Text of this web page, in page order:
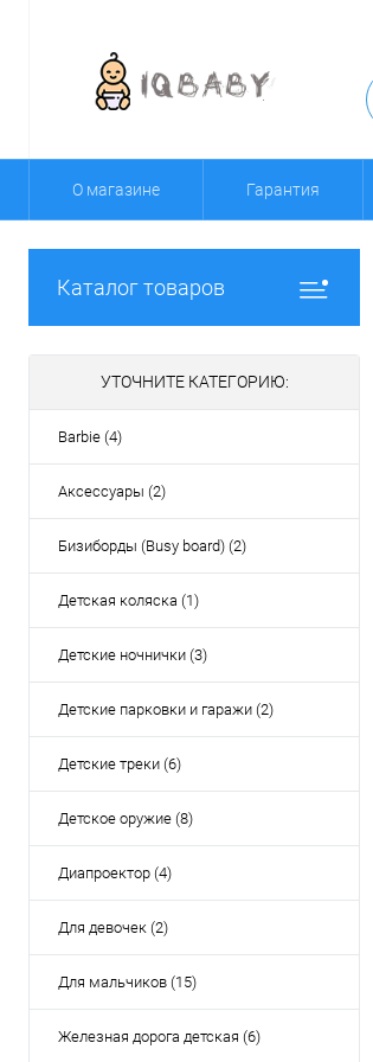
О магазине Гарантия
Каталог товаров
УТОЧНИТЕ КАТЕГОРИЮ:
Barbie (4)
Аксессуары (2)
Бизиборды (Busy board) (2)
Детская коляска (1)
Детские ночнички (3)
Детские парковки и гаражи (2)
Детские треки (6)
Детское оружие (8)
Диапроектор (4)
Для девочек (2)
Для мальчиков (15)
Железная дорога детская (6)